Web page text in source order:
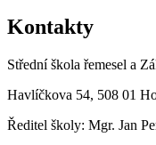
Kontakty
Střední škola řemesel a
Havlíčkova 54, 508 01
Ředitel školy: Mgr. Jan